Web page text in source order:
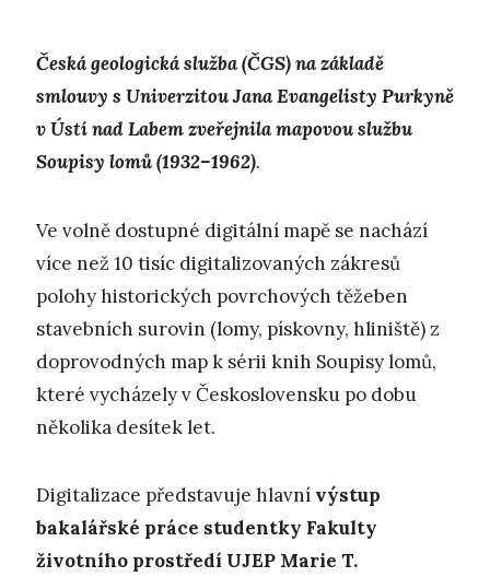
Česká geologická služba (ČGS) na základě
smlouvy s Univerzitou Jana Evangelisty Purkyně
v Ústí nad Labem zveřejnila mapovou službu
Soupisy lomů (1932–1962).
Ve volně dostupné digitální mapě se nachází
více než 10 tisíc digitalizovaných zákresů
polohy historických povrchových těžeben
stavebních surovin (lomy, pískovny, hliniště) z
doprovodných map k sérii knih Soupisy lomů,
které vycházely v Československu po dobu
několika desítek let.
Digitalizace představuje hlavní výstup
bakalářské práce studentky Fakulty
životního prostředí UJEP Marie T.